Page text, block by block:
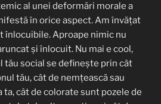
al unei deformări morale a
în orice aspect. Am învățat
înlocuibile. Aproape nimic nu
și înlocuit. Nu mai e cool,
tău social se definește prin cât
tău, cât de nemțească sau
ta, cât de colorate sunt pozele de